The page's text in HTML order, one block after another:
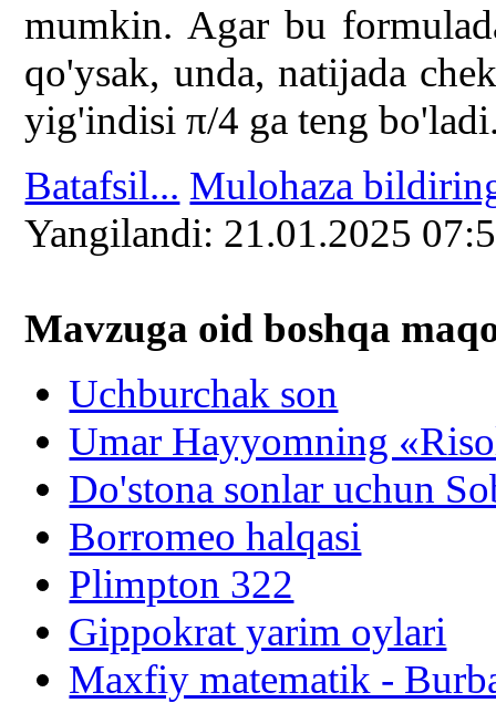
mumkin. Agar bu
qo'ysak, unda, natijada
yig'indisi π/4 ga teng
Batafsil... Mulohaza
Yangilаndi: 21.01.2025
Mavzuga oid boshqa
Uchburchak son
Umar Hayyomning
Do'stona sonlar uchun
Borromeo halqasi
Plimpton 322
Gippokrat yarim oylari
Maxfiy matematik -